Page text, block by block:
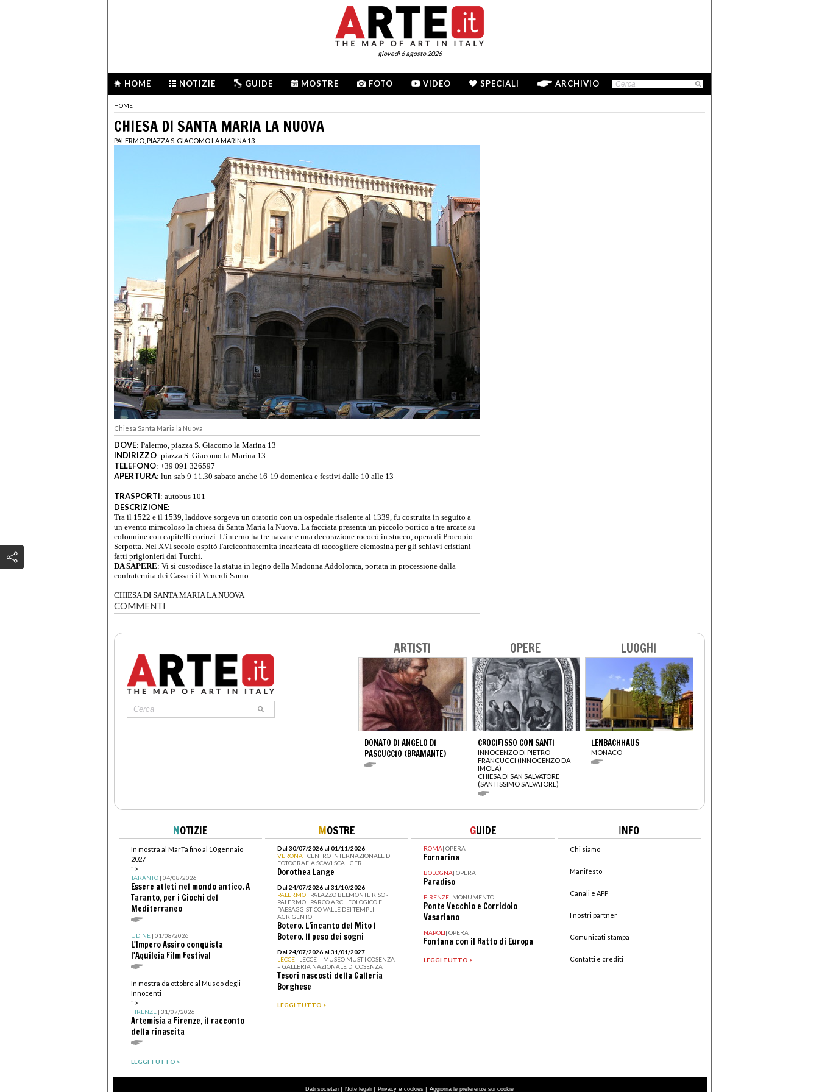
giovedì 6 agosto 2026
HOME NOTIZIE GUIDE MOSTRE FOTO VIDEO SPECIALI ARCHIVIO
HOME
CHIESA DI SANTA MARIA LA NUOVA
PALERMO, PIAZZA S. GIACOMO LA MARINA 13
Chiesa Santa Maria la Nuova
DOVE: Palermo, piazza S. Giacomo la Marina 13
INDIRIZZO: piazza S. Giacomo la Marina 13
TELEFONO: +39 091 326597
APERTURA: lun-sab 9-11.30 sabato anche 16-19 domenica e festivi dalle 10 alle 13
TRASPORTI: autobus 101
DESCRIZIONE:
Tra il 1522 e il 1539, laddove sorgeva un oratorio con un ospedale risalente al 1339, fu costruita in seguito a
un evento miracoloso la chiesa di Santa Maria la Nuova. La facciata presenta un piccolo portico a tre arcate su
colonnine con capitelli corinzi. L'interno ha tre navate e una decorazione rococò in stucco, opera di Procopio
Serpotta. Nel XVI secolo ospitò l'arciconfraternita incaricata di raccogliere elemosina per gli schiavi cristiani
fatti prigionieri dai Turchi.
DA SAPERE: Vi si custodisce la statua in legno della Madonna Addolorata, portata in processione dalla
confraternita dei Cassari il Venerdì Santo.
CHIESA DI SANTA MARIA LA NUOVA
COMMENTI
ARTISTI
DONATO DI ANGELO DI
PASCUCCIO (BRAMANTE)
OPERE
CROCIFISSO CON SANTI
INNOCENZO DI PIETRO
FRANCUCCI (INNOCENZO DA
IMOLA)
CHIESA DI SAN SALVATORE
(SANTISSIMO SALVATORE)
LUOGHI
LENBACHHAUS
MONACO
NOTIZIE
In mostra al MarTa fino al 10 gennaio
2027
">
TARANTO| 04/08/2026
Essere atleti nel mondo antico. A
Taranto, per i Giochi del
Mediterraneo
UDINE| 01/08/2026
L'Impero Assiro conquista
l'Aquileia Film Festival
In mostra da ottobre al Museo degli
Innocenti
">
FIRENZE| 31/07/2026
Artemisia a Firenze, il racconto
della rinascita
LEGGI TUTTO >
MOSTRE
Dal 30/07/2026 al 01/11/2026
VERONA | CENTRO INTERNAZIONALE DI
FOTOGRAFIA SCAVI SCALIGERI
Dorothea Lange
Dal 24/07/2026 al 31/10/2026
PALERMO | PALAZZO BELMONTE RISO -
PALERMO I PARCO ARCHEOLOGICO E
PAESAGGISTICO VALLE DEI TEMPLI -
AGRIGENTO
Botero. L’incanto del Mito I
Botero. Il peso dei sogni
Dal 24/07/2026 al 31/01/2027
LECCE | LECCE – MUSEO MUST I COSENZA
– GALLERIA NAZIONALE DI COSENZA
Tesori nascosti della Galleria
Borghese
LEGGI TUTTO >
GUIDE
ROMA| OPERA
Fornarina
BOLOGNA| OPERA
Paradiso
FIRENZE| MONUMENTO
Ponte Vecchio e Corridoio
Vasariano
NAPOLI| OPERA
Fontana con il Ratto di Europa
LEGGI TUTTO >
INFO
Chi siamo
Manifesto
Canali e APP
I nostri partner
Comunicati stampa
Contatti e crediti
Dati societari | Note legali | Privacy e cookies | Aggiorna le preferenze sui cookie